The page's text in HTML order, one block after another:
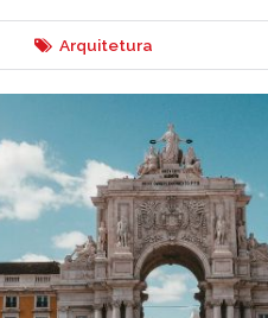
Arquitetura